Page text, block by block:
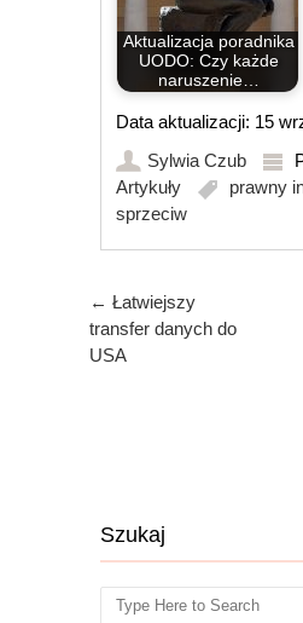
Aktualizacja poradnika
UODO: Czy każde
naruszenie…
Data aktualizacji: 15
Sylwia Czub
Artykuły
prawny
sprzeciw
Post navigation
← Łatwiejszy
transfer danych do
USA
Szukaj
Search